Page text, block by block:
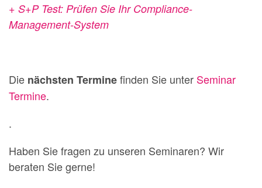
+ S+P Test: Prüfen Sie Ihr Compliance-
Management-System
Die nächsten Terminefinden Sie unter Seminar
Termine.
.
Haben Sie fragen zu unseren Seminaren? Wir
beraten Sie gerne!